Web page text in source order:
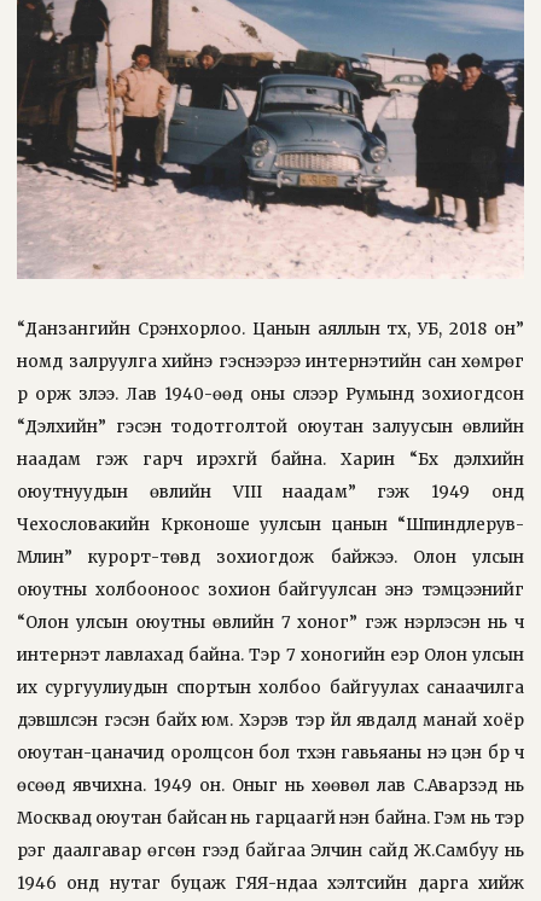
“Данзангийн Сүрэнхорлоо. Цанын аяллын түүх, УБ, 2018 он”
номд залруулга хийнэ гэснээрээ интернэтийн сан хөмрөг
рүү орж үзлээ. Лав 1940-өөд оны сүүлээр Румынд зохиогдсон
“Дэлхийн” гэсэн тодотголтой оюутан залуусын өвлийн
наадам гэж гарч ирэхгүй байна. Харин “Бүх дэлхийн
оюутнуудын өвлийн VIII наадам” гэж 1949 онд
Чехословакийн Крконоше уулсын цанын “Шпиндлерув-
Млин” курорт-төвд зохиогдож байжээ. Олон улсын
оюутны холбооноос зохион байгуулсан энэ тэмцээнийг
“Олон улсын оюутны өвлийн 7 хоног” гэж нэрлэсэн нь ч
интернэт лавлахад байна. Тэр 7 хоногийн үеэр Олон улсын
их сургуулиудын спортын холбоо байгуулах санаачилга
дэвшүүлсэн гэсэн байх юм. Хэрэв тэр үйл явдалд манай хоёр
оюутан-цаначид оролцсон бол түүхэн гавьяаны үнэ цэн бүр ч
өсөөд явчихна. 1949 он. Оныг нь хөөвөл лав С.Аварзэд нь
Москвад оюутан байсан нь гарцаагүй үнэн байна. Гэм нь тэр
үүрэг даалгавар өгсөн гээд байгаа Элчин сайд Ж.Самбуу нь
1946 онд нутаг буцаж ГЯЯ-ндаа хэлтсийн дарга хийж